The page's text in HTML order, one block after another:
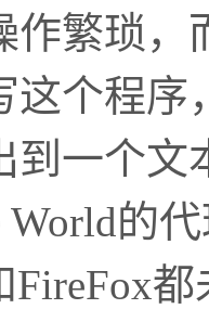
作繁琐，
这个程
到一个
World的